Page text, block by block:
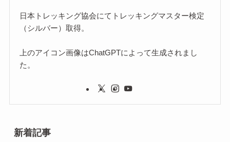
日本トレッキング協会にてトレッキングマスター検定
（シルバー）取得。
上のアイコン画像はChatGPTによって生成されまし
た。
新着記事